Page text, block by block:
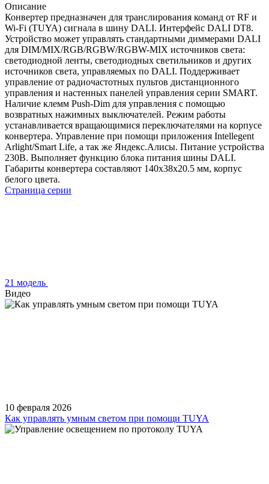
Описание
Конвертер предназначен для транслирования команд от RF и
Wi-Fi (TUYA) сигнала в шину DALI. Интерфейс DALI DT8.
Устройство может управлять стандартными диммерами DALI
для DIM/MIX/RGB/RGBW/RGBW-MIX источников света:
светодиодной ленты, светодиодных светильников и других
источников света, управляемых по DALI. Поддерживает
управление от радиочастотных пультов дистанционного
управления и настенных панелей управления серии SMART.
Наличие клемм Push-Dim для управления с помощью
возвратных нажимных выключателей. Режим работы
устанавливается вращающимися переключателями на корпусе
конвертера. Управление при помощи приложения Intellegent
Arlight/Smart Life, а так же Яндекс.Алисы. Питание устройства
230В. Выполняет функцию блока питания шины DALI.
Габариты конвертера составляют 140х38х20.5 мм, корпус
белого цвета.
Страница серии
21 модель
Видео
10 февраля 2026
Как управлять умным светом при помощи TUYA